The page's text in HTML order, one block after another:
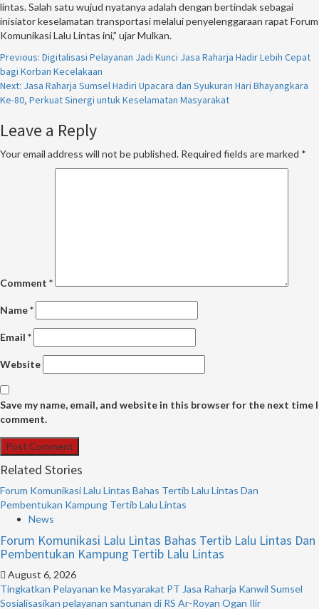
lintas. Salah satu wujud nyatanya adalah dengan bertindak sebagai
inisiator keselamatan transportasi melalui penyelenggaraan rapat Forum
Komunikasi Lalu Lintas ini,” ujar Mulkan.
Continue
Reading
Previous: Digitalisasi Pelayanan Jadi Kunci Jasa Raharja Hadir Lebih Cepat
bagi Korban Kecelakaan
Next: Jasa Raharja Sumsel Hadiri Upacara dan Syukuran Hari Bhayangkara
Ke-80, Perkuat Sinergi untuk Keselamatan Masyarakat
Leave a Reply
Your email address will not be published. Required fields are marked *
Comment *
Name*
Email *
Website
Save my name, email, and website in this browser for the next time I
comment.
Related Stories
Forum Komunikasi Lalu Lintas Bahas Tertib Lalu Lintas Dan
Pembentukan Kampung Tertib Lalu Lintas
News
Forum Komunikasi Lalu Lintas Bahas Tertib Lalu Lintas Dan
Pembentukan Kampung Tertib Lalu Lintas
August 6, 2026
Tingkatkan Pelayanan ke Masyarakat PT Jasa Raharja Kanwil Sumsel
Sosialisasikan pelayanan santunan di RS Ar-Royan Ogan Ilir